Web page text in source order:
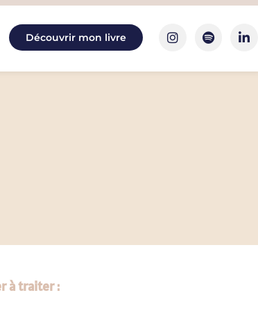
Découvrir mon livre
à traiter :